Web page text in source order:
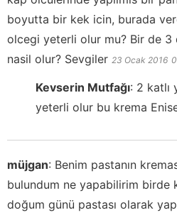
boyutta bir kek icin, burada
olcegi yeterli olur mu? Bir de
nasil olur? Sevgiler 23 Ocak 2016
Kevserin Mutfağı: 2 katlı
yeterli olur bu krema
müjgan: Benim pastanın
bulundum ne yapabilirim birde
doğum günü pastası olarak